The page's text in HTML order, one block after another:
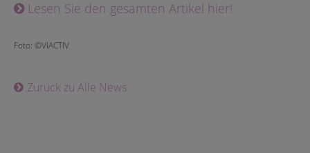
Lesen Sie den gesamten Artikel hier!
Foto: ©VIACTIV
Zurück zu Alle News